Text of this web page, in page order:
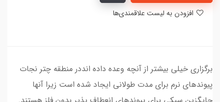
برگزاری خیلی بیشتر از آنچه وعده داده انددر منطقه چتر نجات
پیوندهای نرم برای مدت طولانی ایجاد شده است زیرا آنها